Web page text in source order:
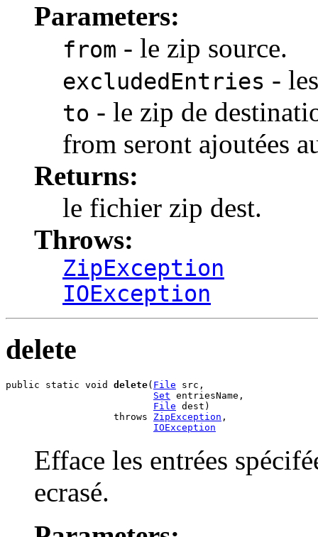
Parameters:
from - le zip source.
excludedEntries -
to - le zip de
from seront ajoutées
Returns:
le fichier zip dest.
Throws:
ZipException
IOException
delete
public static void delete( File src,
Set entriesName,
File dest)
                   throws
ZipException ,
IOException
Efface les entrées
ecrasé.